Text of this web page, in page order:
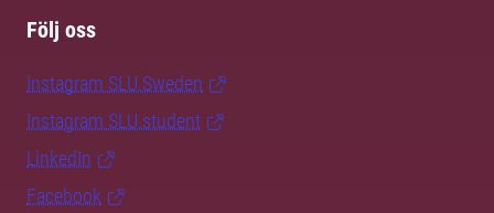
Följ oss
Instagram SLU.Sweden
Instagram SLU.student
LinkedIn
Facebook